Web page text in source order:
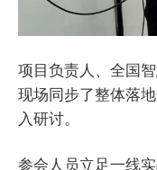
项目负责人、全国
现场同步了整体落
入研讨。
参会人员立足一线